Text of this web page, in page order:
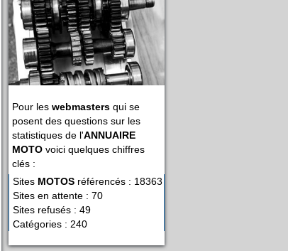
Pour les webmasters qui se
posent des questions sur les
statistiques de l'ANNUAIRE
MOTO voici quelques chiffres
clés :
Sites MOTOS référencés : 18363
Sites en attente : 70
Sites refusés : 49
Catégories : 240